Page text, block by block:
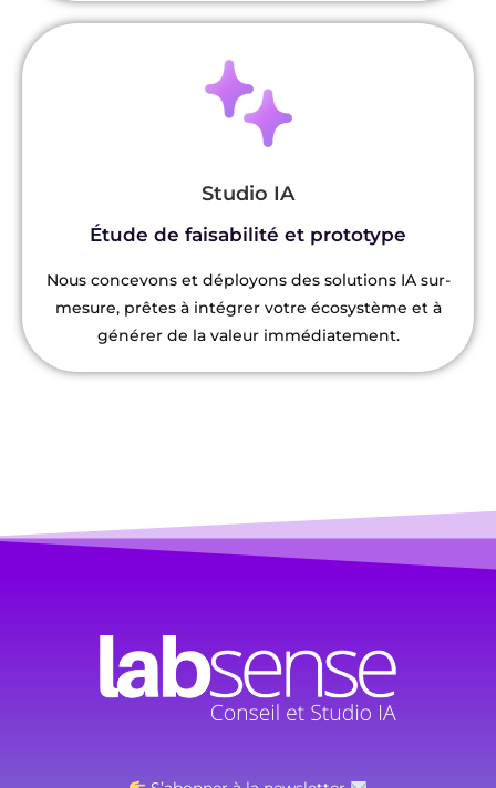
Studio IA
Étude de faisabilité et prototype
Nous concevons et déployons des solutions IA sur-
mesure, prêtes à intégrer votre écosystème et à
générer de la valeur immédiatement.